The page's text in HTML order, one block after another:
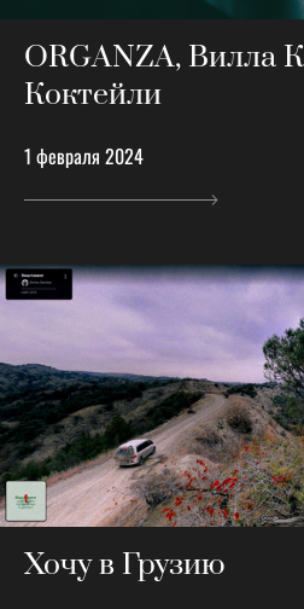
ORGANZA, Вилла
Коктейли
1 февраля 2024
Хочу в Грузию